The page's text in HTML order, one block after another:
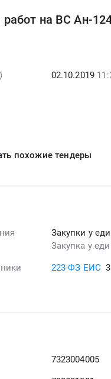
на ВС Ан-
02.10.2019
похожие тендеры
Закупки у
Закупка у
223-ФЗ ЕИС
7323004005